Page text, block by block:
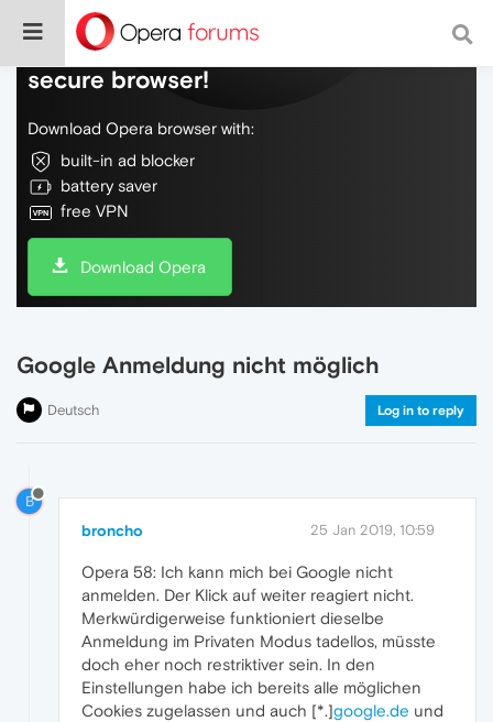
Do more on the web, with a fast and
secure browser!
Download Opera browser with:
built-in ad blocker
battery saver
free VPN
Download Opera
Google Anmeldung nicht möglich
Deutsch Log in to reply
B
broncho 25 Jan 2019, 10:59
Opera 58: Ich kann mich bei Google nicht
anmelden. Der Klick auf weiter reagiert nicht.
Merkwürdigerweise funktioniert dieselbe
Anmeldung im Privaten Modus tadellos, müsste
doch eher noch restriktiver sein. In den
Einstellungen habe ich bereits alle möglichen
Cookies zugelassen und auch [*.]google.de und